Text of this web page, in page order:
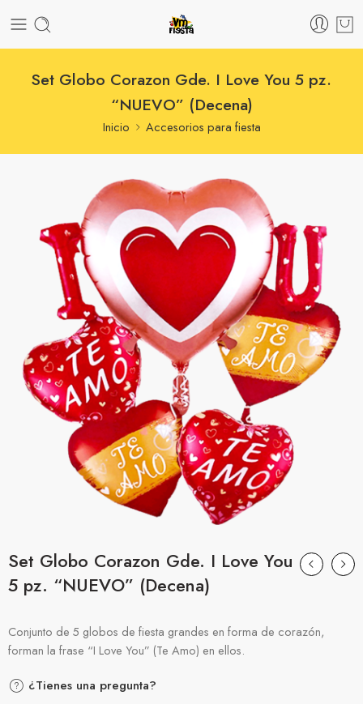
Set Globo Corazon Gde. I Love You 5 pz.
“NUEVO” (Decena)
Inicio Accesorios para fiesta
Set Globo Corazon Gde. I Love You
5 pz. “NUEVO” (Decena)
Conjunto de 5 globos de fiesta grandes en forma de corazón,
forman la frase “I Love You” (Te Amo) en ellos.
¿Tienes una pregunta?